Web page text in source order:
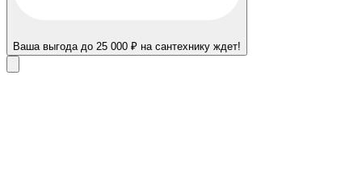
Ваша выгода до 25 000 ₽ на сантехнику ждет!